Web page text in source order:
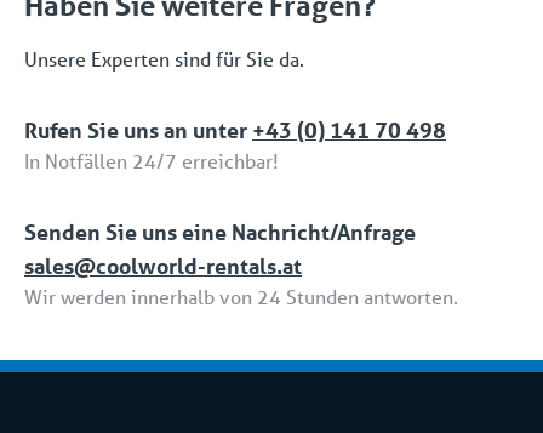
Unsere Experten sind für Sie da.
Rufen Sie uns an unter +43 (0) 141 70 498
In Notfällen 24/7 erreichbar!
Senden Sie uns eine Nachricht/Anfrage
sales@coolworld-rentals.at
Wir werden innerhalb von 24 Stunden antworten.